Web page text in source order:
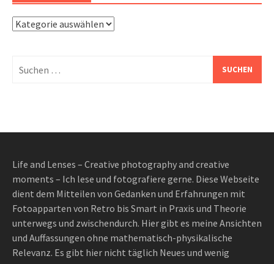
Kategorien
nach:
Life and Lenses – Creative photography and creative
moments – Ich lese und fotografiere gerne. Diese Webseite
dient dem Mitteilen von Gedanken und Erfahrungen mit
Fotoapparten von Retro bis Smart in Praxis und Theorie
unterwegs und zwischendurch. Hier gibt es meine Ansichten
und Auffassungen ohne mathematisch-physikalische
Relevanz. Es gibt hier nicht täglich Neues und wenig